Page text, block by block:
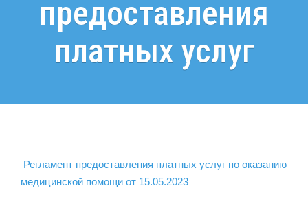
предоставления
платных услуг
Регламент предоставления платных услуг по оказанию
медицинской помощи от 15.05.2023